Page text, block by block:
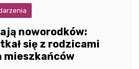
noworodków:
się z rodzicami
mieszkańców